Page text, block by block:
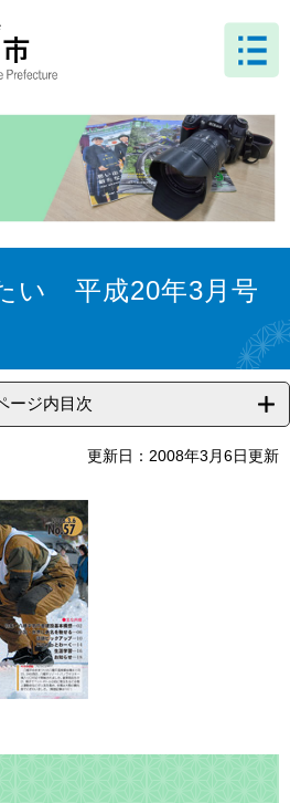
い 平成20年3月号
ージ内目次
更新日：2008年3月6日更新